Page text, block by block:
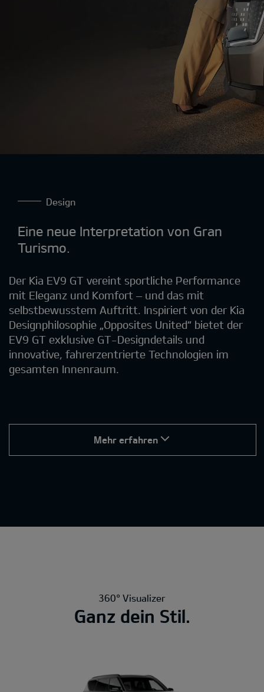
Design
Eine neue Interpretation von Gran
Turismo.
Der Kia EV9 GT vereint sportliche Performance
mit Eleganz und Komfort – und das mit
selbstbewusstem Auftritt. Inspiriert von der Kia
Designphilosophie „Opposites United“ bietet der
EV9 GT exklusive GT-Designdetails und
innovative, fahrerzentrierte Technologien im
gesamten Innenraum.
Mehr erfahren
360° Visualizer
Ganz dein Stil.